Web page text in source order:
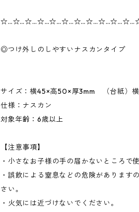
◎つけ外しのしやすいナスカンタイプ
サイズ：横45×高50×厚3mm （台紙）
仕様：ナスカン
対象年齢：6歳以上
【注意事項】
・小さなお子様の手の届かないところで
・誤飲による窒息などの危険があります
さい。
・火気には近づけないでください。